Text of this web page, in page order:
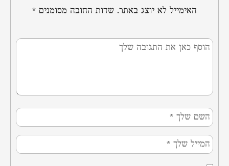
האימייל לא יוצג באתר. שדות החובה מסומנים *